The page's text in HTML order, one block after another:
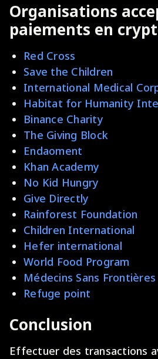
Organisations
paiements en
Red Cross
Save the Children
International Medical
Habitat for Humanity
Binance Charity
The Giving Block
Endaoment
Khan Academy
No Kid Hungry
Give Directly
Rainforest Foundation
Children International
Hefer international
World Food Program
Médecins Sans Frontières
Refuge point
Conclusion
Effectuer des transactions